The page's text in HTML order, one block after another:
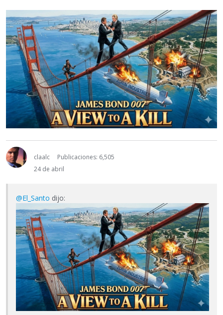
claalc
Publicaciones: 6,505
24 de abril
@El_Santo dijo: